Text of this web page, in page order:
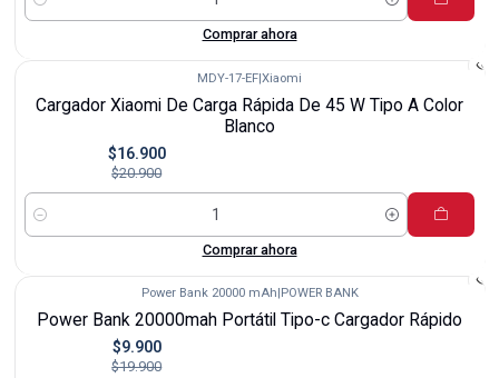
Cantidad
Comprar ahora
MDY-17-EF Xiaomi
Cargador Xiaomi De Carga Rápida De 45 W Tipo A Color
Blanco
$16.900
$20.900
Cantidad
Comprar ahora
Power Bank 20000 mAh POWER BANK
Power Bank 20000mah Portátil Tipo-c Cargador Rápido
$9.900
$19.900